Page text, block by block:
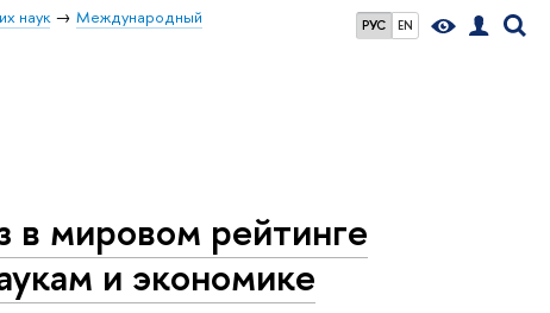
РУС EN
наук
Международный
в мировом рейтинге
и экономике